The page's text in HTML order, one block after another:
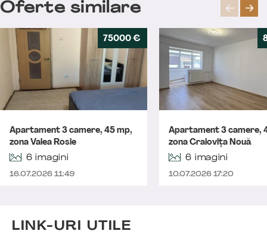
Oferte similare
75000 €
Apartament 3 camere, 45 mp,
zona Valea Rosie
6 imagini
16.07.2026 11:49
Apartament 3 camere,
zona Craiovița Nouă
6 imagini
10.07.2026 17:20
LINK-URI UTILE